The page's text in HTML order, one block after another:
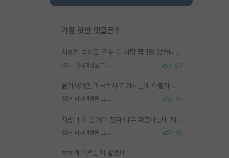
가장 핫한 댓글은?
서성한 박사로 교수 된 사람 딱 1명 봤습니다. 근데 지방대 박사로 교수된 거는 기적이 일어나야되요. 서성한 학부부터여도 빡센게 교수임용일텐데 지방대박사로 무슨 교수가 되나요...... 중소기업/중견기업 팀장급/연구소장급이나 될거 같네요.
SSH 박사과정을 그만두고 지방대 박사로 옮기면 교수의 꿈은 끝일까요? 20
옮기시려면 미국박사로 가시는게 어떨까 싶네요. 교수가 꿈이면 미국박사 하고 미국교수 까지 같이 노리시는게 기회가 많지 않을까요?
SSH 박사과정을 그만두고 지방대 박사로 옮기면 교수의 꿈은 끝일까요? 10
지방대 이 단어가 진짜 너무 짜증나는데 지방대면 다 그냥 쓰레기인가요? 무슨 말 같지도 않은 댓글들이 있는건지??? 지방에도 충분히 좋은 대학 많고 충분히 잘하는 교수님들 많습니다 포항공대 4개 IST 대표 지거국들 여기 모두 다 지방에 있고 여기 출신들 중에 교수하는 분들 적지 않습니다 지거국 출신이 무슨 교수를 하냐?라고 생각할 사람들 많은데 상위 대표 지거국에 아웃라이어들 많습니다 결국 개인의 연구역량과 실적이 중요합니다 이 역량을 펼치는데 있어서 지도교수와의 합도 중요합니다. 그리고 경력이 필요하면 해외포닥까지 다녀오세요
SSH 박사과정을 그만두고 지방대 박사로 옮기면 교수의 꿈은 끝일까요? 16
ㅉㅉ왜 욕먹는지 알겠네